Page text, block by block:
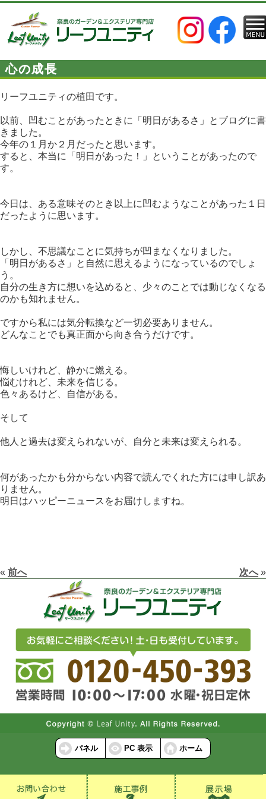
心の成長
リーフユニティの植田です。
以前、凹むことがあったときに「明日があるさ」とブログに書
きました。
今年の１月か２月だったと思います。
すると、本当に「明日があった！」ということがあったので
す。
今日は、ある意味そのとき以上に凹むようなことがあった１日
だったように思います。
しかし、不思議なことに気持ちが凹まなくなりました。
「明日があるさ」と自然に思えるようになっているのでしょ
う。
自分の生き方に想いを込めると、少々のことでは動じなくなる
のかも知れません。
ですから私には気分転換など一切必要ありません。
どんなことでも真正面から向き合うだけです。
悔しいけれど、静かに燃える。
悩むけれど、未来を信じる。
色々あるけど、自信がある。
そして
他人と過去は変えられないが、自分と未来は変えられる。
何があったかも分からない内容で読んでくれた方には申し訳あ
りません。
明日はハッピーニュースをお届けしますね。
« 前へ 次へ»
パネル PC 表示 ホーム